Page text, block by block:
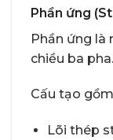
Phần ứng
Phần ứng là
chiều ba pha.
Cấu tạo
Lõi thép